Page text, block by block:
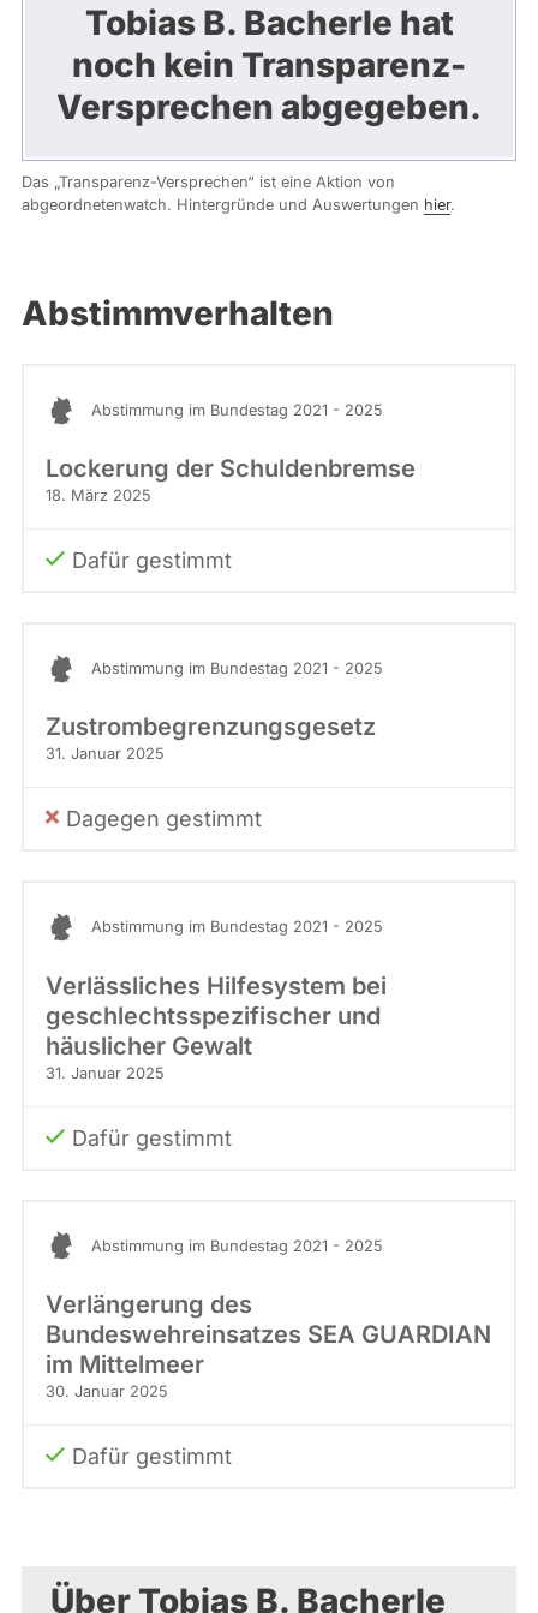
Tobias B. Bacherle hat
noch kein Transparenz-
Versprechen abgegeben.
Das „Transparenz-Versprechen“ ist eine Aktion von
abgeordnetenwatch. Hintergründe und Auswertungen hier.
Abstimmverhalten
Abstimmung im Bundestag 2021 - 2025
Lockerung der Schuldenbremse
18. März 2025
Dafür gestimmt
Abstimmung im Bundestag 2021 - 2025
Zustrombegrenzungsgesetz
31. Januar 2025
Dagegen gestimmt
Abstimmung im Bundestag 2021 - 2025
Verlässliches Hilfesystem bei
geschlechtsspezifischer und
häuslicher Gewalt
31. Januar 2025
Dafür gestimmt
Abstimmung im Bundestag 2021 - 2025
Verlängerung des
Bundeswehreinsatzes SEA GUARDIAN
im Mittelmeer
30. Januar 2025
Dafür gestimmt
Über Tobias B. Bacherle